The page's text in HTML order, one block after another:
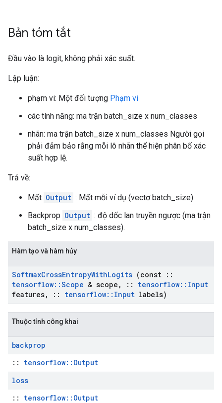
Bản tóm tắt
Đầu vào là logit, không phải xác suất.
Lập luận:
phạm vi: Một đối tượng Phạm vi
các tính năng: ma trận batch_size x num_classes
nhãn: ma trận batch_size x num_classes Người gọi
phải đảm bảo rằng mỗi lô nhãn thể hiện phân bố xác
suất hợp lệ.
Trả về:
Mất Output : Mất mỗi ví dụ (vectơ batch_size).
Backprop Output : độ dốc lan truyền ngược (ma trận
batch_size x num_classes).
Hàm tạo và hàm hủy
SoftmaxCrossEntropyWithLogits (const ::
tensorflow::Scope & scope , :: tensorflow:: Input
features, :: tensorflow:: Input labels)
Thuộc tính công khai
backprop
:: tensorflow::Output
loss
:: tensorflow::Output